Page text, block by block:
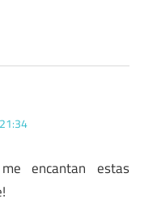
encantan estas